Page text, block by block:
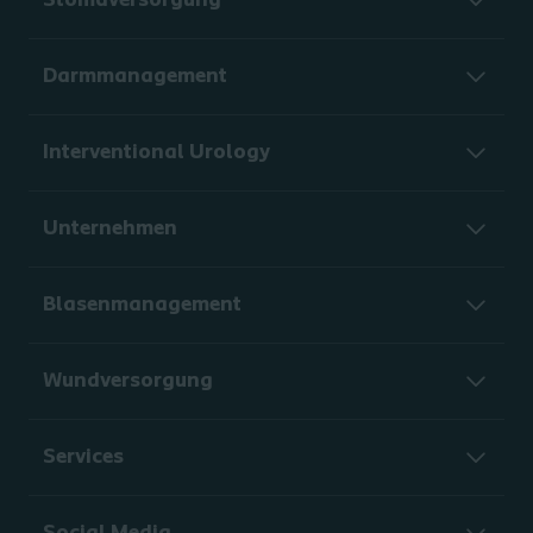
Darmmanagement
Interventional Urology
Unternehmen
Blasenmanagement
Wundversorgung
Services